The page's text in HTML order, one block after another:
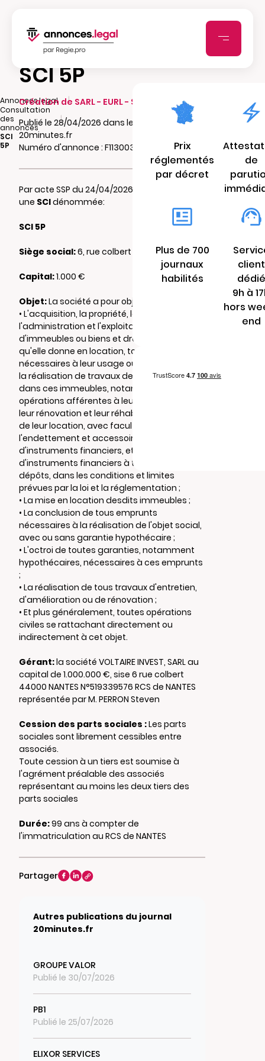
Annonces.legal
|
Consultation
des
annonces
|
SCI
5P
SCI 5P
Création de SARL - EURL - SCI - SCA - SCCV
Publié le 28/04/2026 dans le journal
20minutes.fr
Numéro d'annonce : F11300305zvgo
Par acte SSP du 24/04/2026 il a été constitué
une SCIdénommée:
SCI 5P
Siège social:6, rue colbert 44000 NANTES
Capital:1.000 €
Objet:La société a pour objet :
• L'acquisition, la propriété, la gestion
l'administration et l'exploitation
d'immeubles ou biens et droits immobiliers,
qu'elle donne en location, toutes opérations
nécessaires à leur usage ou à leur revente,
la réalisation de travaux de toute nature
dans ces immeubles, notamment les
opérations afférentes à leur construction,
leur rénovation et leur réhabilitation en vue
de leur location, avec faculté de recourir à
l'endettement et accessoirement la gestion
d'instruments financiers, et notamment
d'instruments financiers à terme, et de
dépôts, dans les conditions et limites
prévues par la loi et la réglementation ;
• La mise en location desdits immeubles ;
• La conclusion de tous emprunts
nécessaires à la réalisation de l'objet social,
avec ou sans garantie hypothécaire ;
• L'octroi de toutes garanties, notamment
hypothécaires, nécessaires à ces emprunts
;
• La réalisation de tous travaux d'entretien,
d'amélioration ou de rénovation ;
• Et plus généralement, toutes opérations
civiles se rattachant directement ou
indirectement à cet objet.
Gérant:la société VOLTAIRE INVEST, SARL au
capital de 1.000.000 €, sise 6 rue colbert
44000 NANTES N°519339576 RCS de NANTES
représentée par M. PERRON Steven
Cession des parts sociales :Les parts
sociales sont librement cessibles entre
associés.
Toute cession à un tiers est soumise à
l'agrément préalable des associés
représentant au moins les deux tiers des
parts sociales
Durée:99 ans à compter de
l'immatriculation au RCS de NANTES
Partager
Autres publications du journal
20minutes.fr
GROUPE VALOR
Publié le 30/07/2026
PB1
Publié le 25/07/2026
ELIXOR SERVICES
Prix
réglementés
par décret
de
Plus de 700
journaux
habilités
client
dédié
9h à
hors
end